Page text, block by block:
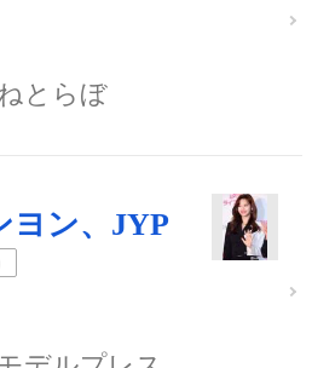
とらぼ
ヨン、JYP